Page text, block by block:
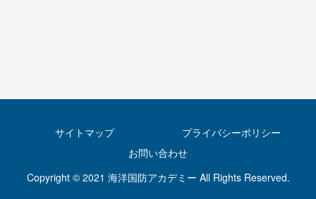
サイトマップ
プライバシーポリシー
お問い合わせ
Copyright © 2021 海洋国防アカデミー All Rights Reserved.